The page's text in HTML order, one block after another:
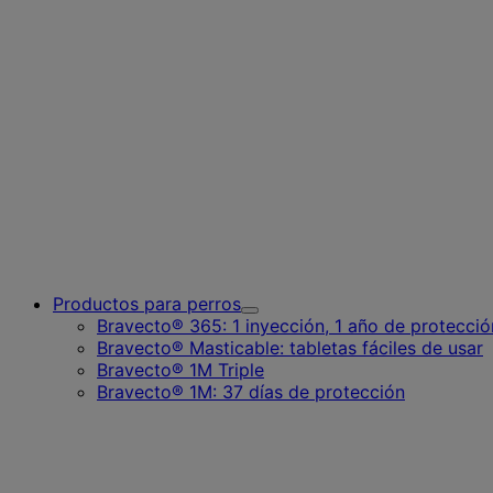
Productos para perros
Toggle
Submenu
for
Productos
para
perros
Bravecto® 365: 1 inyección, 1 año de
Bravecto® Masticable: tabletas fáciles de usar
Bravecto® 1M Triple
Bravecto® 1M: 37 días de protección